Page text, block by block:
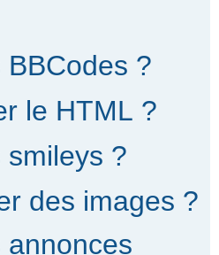
?
le HTML ?
smileys ?
des images ?
annonces